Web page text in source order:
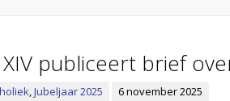
XIV publiceert brief
,Jubeljaar 2025 6 november 2025